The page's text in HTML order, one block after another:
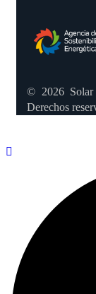
© 2026 Solar
Derechos